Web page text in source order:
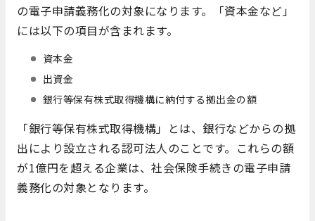
の電子申請義務化の対象になります。「資本金など」
には以下の項目が含まれます。
資本金
出資金
銀行等保有株式取得機構に納付する拠出金の額
「銀行等保有株式取得機構」とは、銀行などからの拠
出により設立される認可法人のことです。これらの額
が1億円を超える企業は、社会保険手続きの電子申請
義務化の対象となります。